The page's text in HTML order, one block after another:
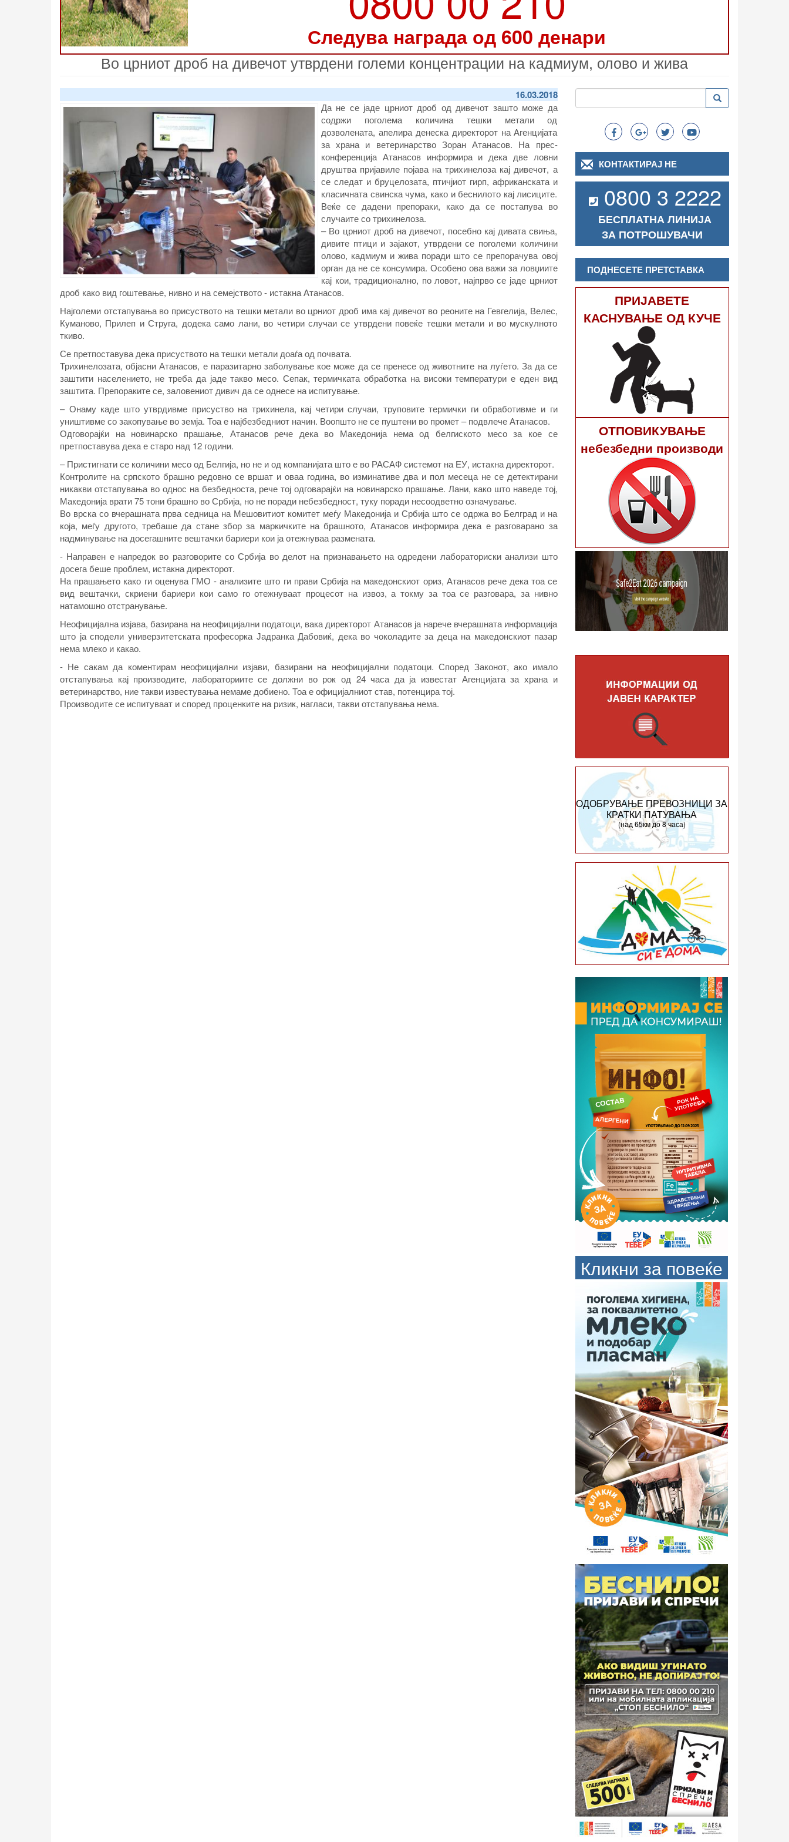
Следува награда од 600 денари
Во црниот дроб на дивечот утврдени големи концентрации на кадмиум, олово и жива
16.03.2018
Да не се јаде црниот дроб од дивечот зашто може да
содржи поголема количина тешки метали од
дозволената, апелира денеска директорот на Агенцијата
за храна и ветеринарство Зоран Атанасов. На прес-
конференција Атанасов информира и дека две ловни
друштва пријавиле појава на трихинелоза кај дивечот, а
се следат и бруцелозата, птичјиот гирп, африканската и
класичната свинска чума, како и беснилото кај лисиците.
Веќе се дадени препораки, како да се постапува во
случаите со трихинелоза.
– Во црниот дроб на дивечот, посебно кај дивата свиња,
дивите птици и зајакот, утврдени се поголеми количини
олово, кадмиум и жива поради што се препорачува овој
орган да не се консумира. Особено ова важи за ловџиите
кај кои, традиционално, по ловот, најпрво се јаде црниот
дроб како вид гоштевање, нивно и на семејството - истакна Атанасов.
Најголеми отстапувања во присуството на тешки метали во црниот дроб има кај дивечот во реоните на Гевгелија, Велес,
Куманово, Прилеп и Струга, додека само лани, во четири случаи се утврдени повеќе тешки метали и во мускулното
ткиво.
Се претпоставува дека присуството на тешки метали доаѓа од почвата.
Трихинелозата, објасни Атанасов, е паразитарно заболување кое може да се пренесе од животните на луѓето. За да се
заштити населението, не треба да јаде такво месо. Сепак, термичката обработка на високи температури е еден вид
заштита. Препораките се, заловениот дивич да се однесе на испитување.
– Онаму каде што утврдивме присуство на трихинела, кај четири случаи, труповите термички ги обработивме и ги
уништивме со закопување во земја. Тоа е најбезбедниот начин. Воопшто не се пуштени во промет – подвлече Атанасов.
Одговорајќи на новинарско прашање, Атанасов рече дека во Македонија нема од белгиското месо за кое се
претпоставува дека е старо над 12 години.
– Пристигнати се количини месо од Белгија, но не и од компанијата што е во РАСАФ системот на ЕУ, истакна директорот.
Контролите на српското брашно редовно се вршат и оваа година, во изминативе два и пол месеца не се детектирани
никакви отстапувања во однос на безбедноста, рече тој одговарајќи на новинарско прашање. Лани, како што наведе тој,
Македонија врати 75 тони брашно во Србија, но не поради небезбедност, туку поради несоодветно означување.
Во врска со вчерашната прва седница на Мешовитиот комитет меѓу Македонија и Србија што се одржа во Белград и на
која, меѓу другото, требаше да стане збор за маркичките на брашното, Атанасов информира дека е разговарано за
надминување на досегашните вештачки бариери кои ја отежнуваа размената.
- Направен е напредок во разговорите со Србија во делот на признавањето на одредени лабораториски анализи што
досега беше проблем, истакна директорот.
На прашањето како ги оценува ГМО - анализите што ги прави Србија на македонскиот ориз, Атанасов рече дека тоа се
вид вештачки, скриени бариери кои само го отежнуваат процесот на извоз, а токму за тоа се разговара, за нивно
натамошно отстранување.
Неофицијална изјава, базирана на неофицијални податоци, вака директорот Атанасов ја нарече вчерашната информација
што ја сподели универзитетската професорка Јадранка Дабовиќ, дека во чоколадите за деца на македонскиот пазар
нема млеко и какао.
- Не сакам да коментирам неофицијални изјави, базирани на неофицијални податоци. Според Законот, ако имало
отстапувања кај производите, лабораториите се должни во рок од 24 часа да ја известат Агенцијата за храна и
ветеринарство, ние такви известувања немаме добиено. Тоа е официјалниот став, потенцира тој.
Производите се испитуваат и според проценките на ризик, нагласи, такви отстапувања нема.
Search
Пребарување Пребарување
КОНТАКТИРАЈ НЕ
0800 3 2222
БЕСПЛАТНА ЛИНИЈА
ЗА ПОТРОШУВАЧИ
ПОДНЕСЕТЕ ПРЕТСТАВКА
ПРИЈАВЕТЕ
КАСНУВАЊЕ ОД КУЧЕ
ОТПОВИКУВАЊЕ
небезбедни производи
ОДОБРУВАЊЕ ПРЕВОЗНИЦИ ЗА
КРАТКИ ПАТУВАЊА
(над 65км до 8 часа)
Кликни за повеќе